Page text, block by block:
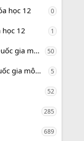
học 12 0
học 12 1
Đề thi THPT Quốc gia môn Hóa học 50
Đề thi HSG Quốc gia môn Hóa học 5
52
285
689